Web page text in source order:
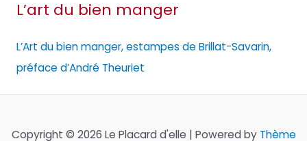
L’art du bien manger
L’Art du bien manger, estampes de Brillat-Savarin,
préface d’André Theuriet
Copyright © 2026 Le Placard d'elle | Powered by Thème